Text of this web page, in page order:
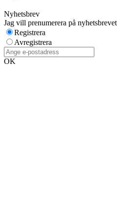
Nyhetsbrev
Jag vill prenumerera på nyhetsbrevet
Registrera
Avregistrera
OK